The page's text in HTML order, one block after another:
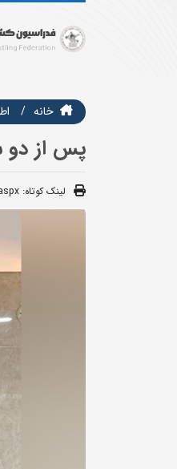
خانه
پس از دو
لینک کوتاه: